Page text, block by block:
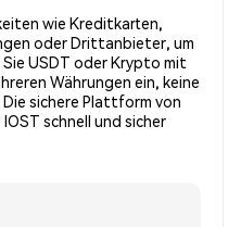
wie Kreditkarten,
oder Drittanbieter, um
USDT oder Krypto mit
Währungen ein, keine
sichere Plattform von
schnell und sicher